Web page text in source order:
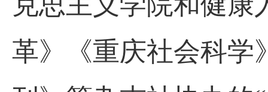
革》《重庆社会科学